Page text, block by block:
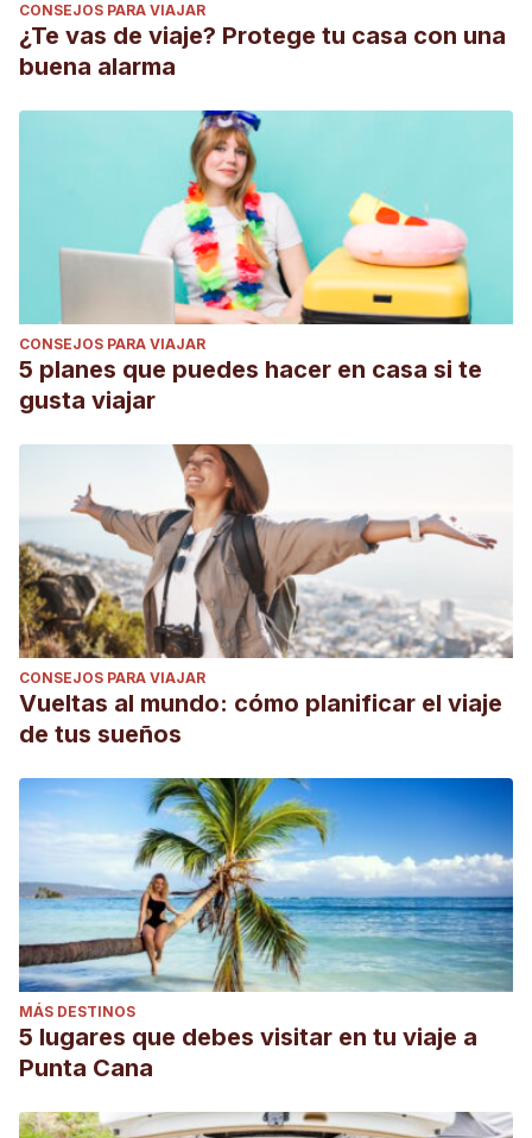
CONSEJOS PARA VIAJAR
¿Te vas de viaje? Protege tu casa con una
buena alarma
CONSEJOS PARA VIAJAR
5 planes que puedes hacer en casa si te
gusta viajar
CONSEJOS PARA VIAJAR
Vueltas al mundo: cómo planificar el viaje
de tus sueños
MÁS DESTINOS
5 lugares que debes visitar en tu viaje a
Punta Cana